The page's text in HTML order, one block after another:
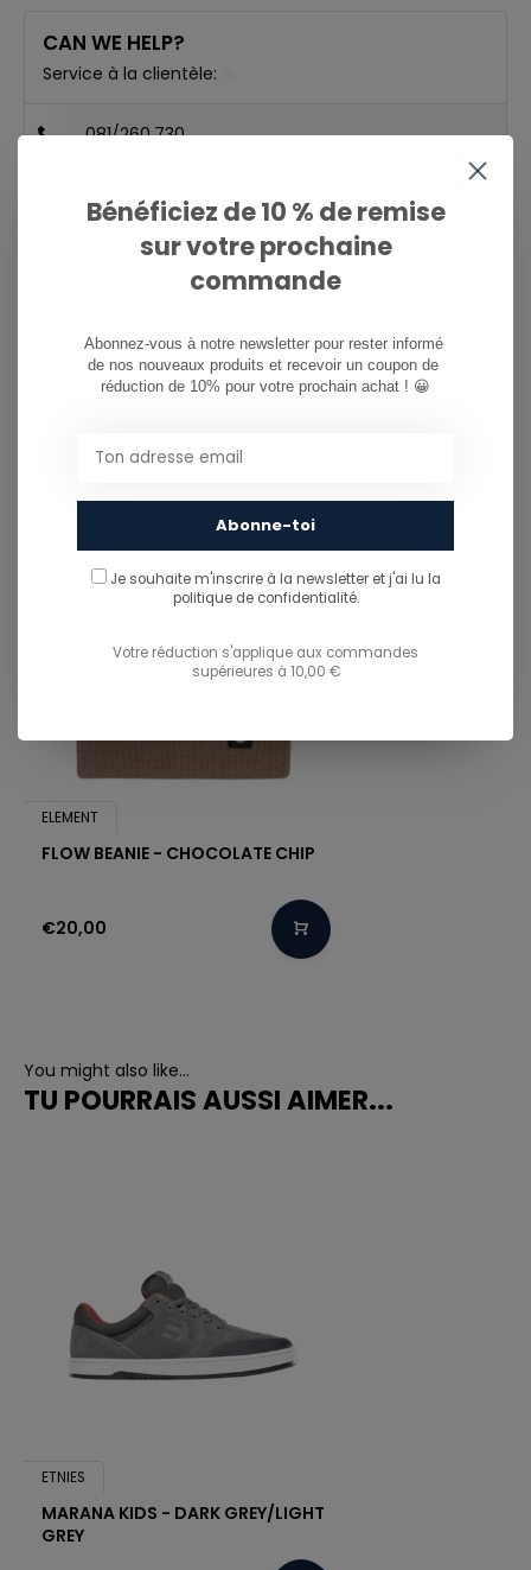
CAN WE HELP?
Service à la clientèle:
081/260.730
info@ostreet.be
PARTAGER CE PRODUIT
This product is often purchased with...
CE PRODUIT EST SOUVENT ACHETÉ
ELEMENT
FLOW BEANIE - CHOCOLATE CHIP
€20,00
You might also like...
TU POURRAIS AUSSI AIMER...
ETNIES
MARANA KIDS - DARK GREY/LIGHT
GREY
Bénéficiez de 10 % de remise
sur votre prochaine
commande
Abonnez-vous à notre newsletter pour rester informé
de nos nouveaux produits et recevoir un coupon de
réduction de 10% pour votre prochain achat ! 😀
Abonne-toi
Je souhaite m'inscrire à la newsletter et j'ai lu la
politique de confidentialité.
Votre réduction s'applique aux commandes
supérieures à 10,00 €